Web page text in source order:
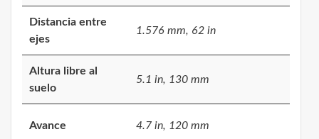
Distancia entre
ejes
1.576 mm, 62 in
Altura libre al
suelo
5.1 in, 130 mm
Avance 4.7 in, 120 mm